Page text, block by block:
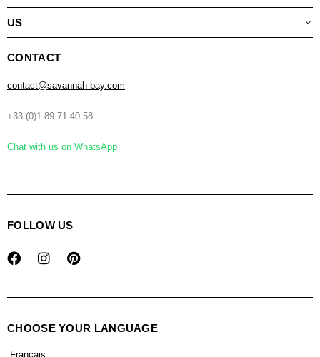
US
CONTACT
contact@savannah-bay.com
+33 (0)1 89 71 40 58
Chat with us on WhatsApp
FOLLOW US
CHOOSE YOUR LANGUAGE
Français